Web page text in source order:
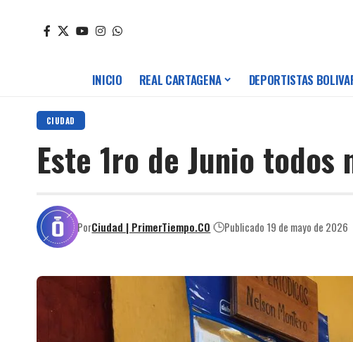
INICIO REAL CARTAGENA DEPORTISTAS
CIUDAD
Este 1ro de Junio todos
PorCiudad | PrimerTiempo.CO Publicado 19 de mayo de 2026